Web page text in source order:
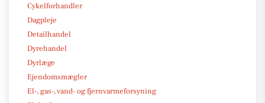
Cykelforhandler
Dagpleje
Detailhandel
Dyrehandel
Dyrlæge
Ejendomsmægler
El-, gas-, vand- og fjernvarmeforsyning